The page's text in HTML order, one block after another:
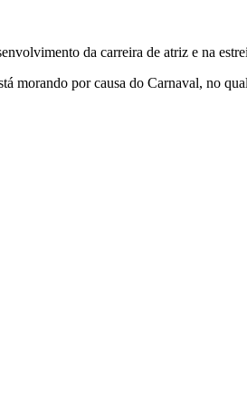
da carreira de atriz e na
morando por causa do Carnaval, no